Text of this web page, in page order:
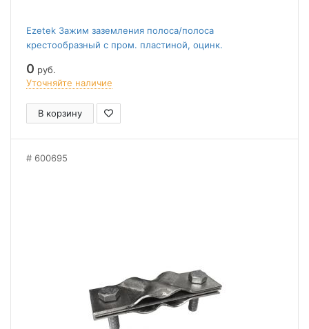
Ezetek Зажим заземления полоса/полоса
крестообразный с пром. пластиной, оцинк.
0 руб.
Уточняйте наличие
В корзину
600695